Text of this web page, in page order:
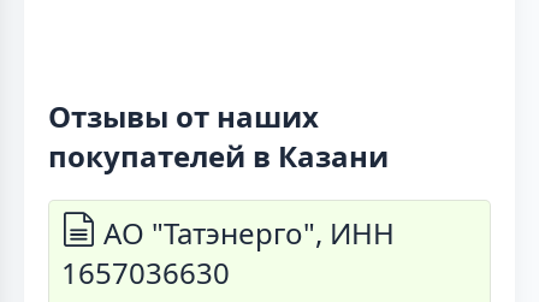
Отзывы от наших
покупателей в Казани
АО "Татэнерго", ИНН
1657036630